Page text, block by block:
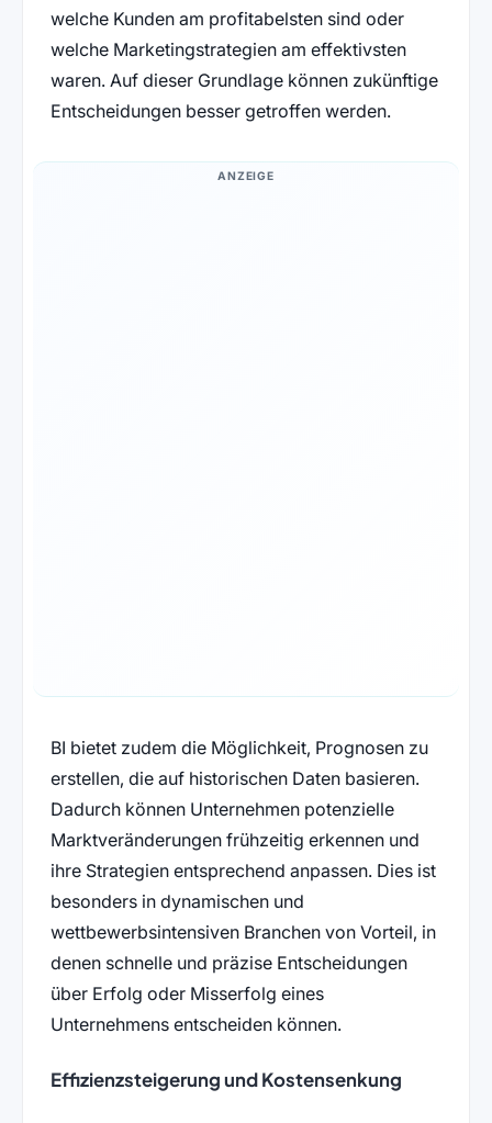
welche Kunden am profitabelsten sind oder
welche Marketingstrategien am effektivsten
waren. Auf dieser Grundlage können zukünftige
Entscheidungen besser getroffen werden.
ANZEIGE
BI bietet zudem die Möglichkeit, Prognosen zu
erstellen, die auf historischen Daten basieren.
Dadurch können Unternehmen potenzielle
Marktveränderungen frühzeitig erkennen und
ihre Strategien entsprechend anpassen. Dies ist
besonders in dynamischen und
wettbewerbsintensiven Branchen von Vorteil, in
denen schnelle und präzise Entscheidungen
über Erfolg oder Misserfolg eines
Unternehmens entscheiden können.
Effizienzsteigerung und Kostensenkung